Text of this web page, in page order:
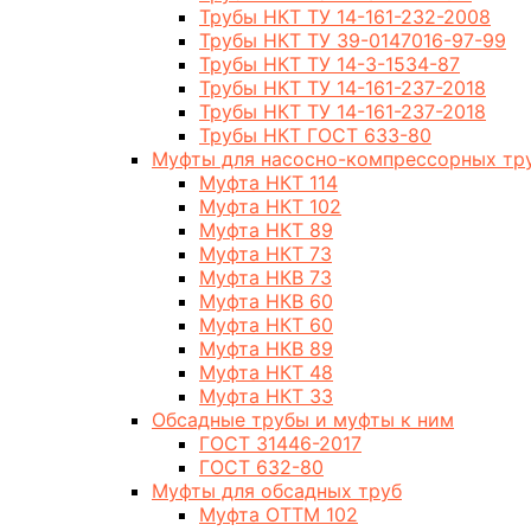
Трубы НКТ ТУ 14-161-232-2008
Трубы НКТ ТУ 39-0147016-97-99
Трубы НКТ ТУ 14-3-1534-87
Трубы НКТ ТУ 14-161-237-2018
Трубы НКТ ТУ 14-161-237-2018
Трубы НКТ ГОСТ 633-80
Муфты для насосно-компрессорных
Муфта НКТ 114
Муфта НКТ 102
Муфта НКТ 89
Муфта НКТ 73
Муфта НКВ 73
Муфта НКВ 60
Муфта НКТ 60
Муфта НКВ 89
Муфта НКТ 48
Муфта НКТ 33
Обсадные трубы и муфты к ним
ГОСТ 31446-2017
ГОСТ 632-80
Муфты для обсадных труб
Муфта ОТТМ 102